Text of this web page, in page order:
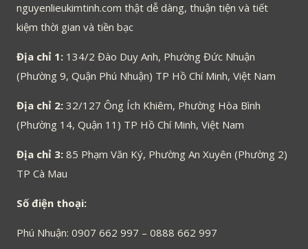
nguyenlieukimtinh.com thật dễ dàng, thuận tiện và tiết
kiệm thời gian và tiền bạc
Địa chỉ 1: 134/2 Đào Duy Anh, Phường Đức Nhuận
(Phường 9, Quận Phú Nhuận) TP Hồ Chí Minh, Việt Nam
Địa chỉ 2: 32/127 Ông Ích Khiêm, Phường Hòa Bình
(Phường 14, Quận 11) TP Hồ Chí Minh, Việt Nam
Địa chỉ 3: 85 Phạm Văn Ký, Phường An Xuyên (Phường 2)
TP Cà Mau
Số điện thoại:
Phú Nhuận: 0907 662 997 – 0888 662 997